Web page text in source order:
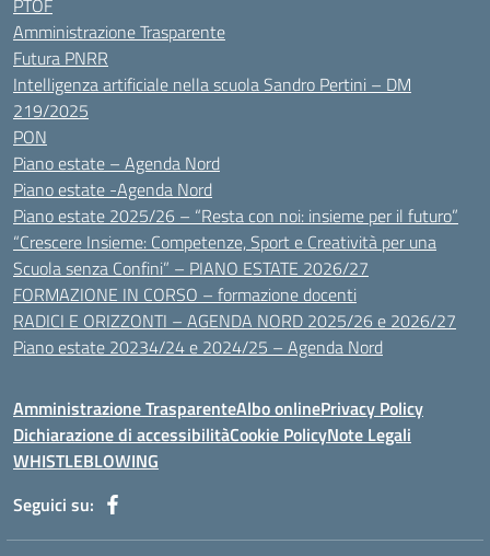
PTOF
Amministrazione Trasparente
Futura PNRR
Intelligenza artificiale nella scuola Sandro Pertini – DM
219/2025
PON
Piano estate – Agenda Nord
Piano estate -Agenda Nord
Piano estate 2025/26 – “Resta con noi: insieme per il futuro”
“Crescere Insieme: Competenze, Sport e Creatività per una
Scuola senza Confini” – PIANO ESTATE 2026/27
FORMAZIONE IN CORSO – formazione docenti
RADICI E ORIZZONTI – AGENDA NORD 2025/26 e 2026/27
Piano estate 20234/24 e 2024/25 – Agenda Nord
Amministrazione TrasparenteAlbo onlinePrivacy Policy
Dichiarazione di accessibilitàCookie PolicyNote Legali
WHISTLEBLOWING
Seguici su: